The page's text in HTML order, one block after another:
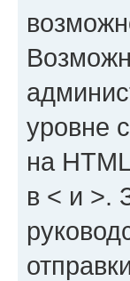
уровне
на
в < и >.